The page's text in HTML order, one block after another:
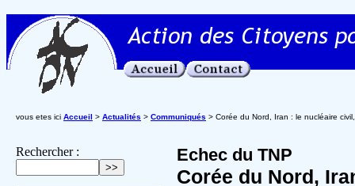
vous etes ici Accueil > Actualités > Communiqués > Corée du Nord, Iran : le nucléaire
Rechercher : Echec du TNP
Corée du Nord,